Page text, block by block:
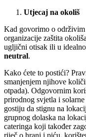
Utjecaj na okoliš
Kad govorimo o
organizacije zaštita
ugljični otisak ili u
neutral.
Kako ćete to postići?
smanjenjem njihove
otpada). Odgovornim
prirodnog svjetla i
gostiju da stignu na
grupnog dolaska na
cateringa koji također
riječ o hrani i piću,